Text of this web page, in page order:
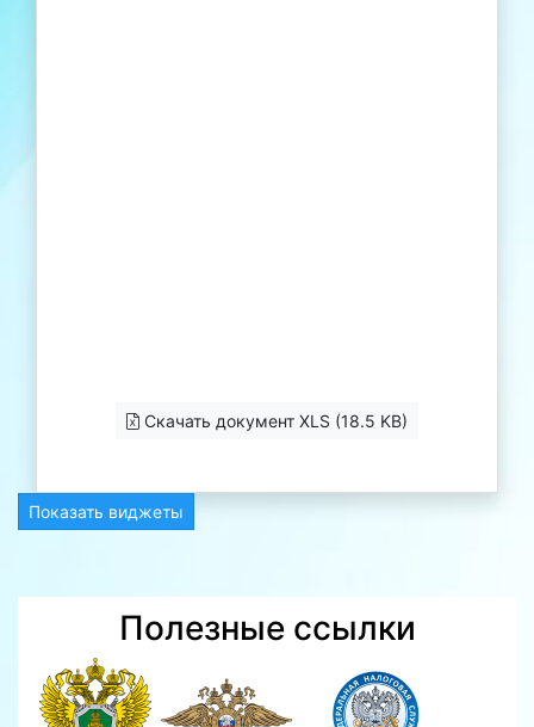
Скачать документ XLS (18.5 KB)
Показать виджеты
Полезные ссылки